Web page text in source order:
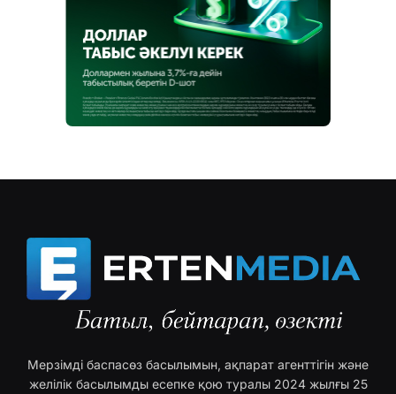
Мерзімді баспасөз басылымын, ақпарат агенттігін және
желілік басылымды есепке қою туралы 2024 жылғы 25